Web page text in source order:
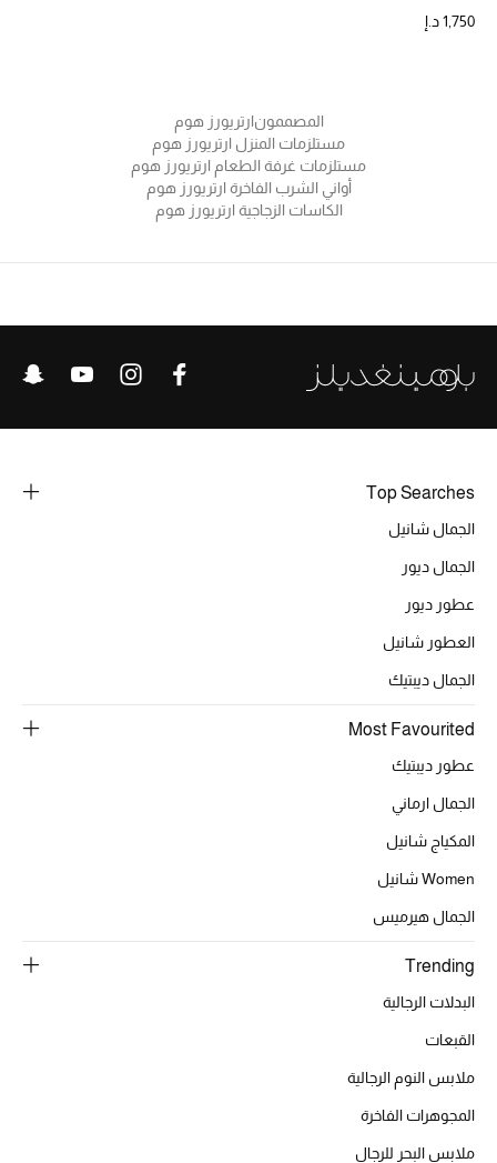
الرجال
الجمال
الأطفال
مستلزمات المنزل
المجوهرات
جديد لدينا
عرض جميع المنتجات
ما وصلنا حديثاً
الموسم الجديد
حصريًا عبر الإنترنت
جميع إصدارتنا النسائية
1,750 د.إ
المصممونارتريورز هوم
مستلزمات المنزل ارتريورز هوم
مستلزمات غرفة الطعام ارتريورز هوم
أواني الشرب الفاخرة ارتريورز هوم
الكاسات الزجاجية ارتريورز هوم
Top Searches
الجمال شانيل
الجمال ديور
عطور ديور
العطور شانيل
الجمال ديبتيك
Most Favourited
عطور ديبتيك
الجمال ارماني
المكياج شانيل
Women شانيل
الجمال هيرميس
Trending
البدلات الرجالية
القبعات
ملابس النوم الرجالية
المجوهرات الفاخرة
ملابس البحر للرجال